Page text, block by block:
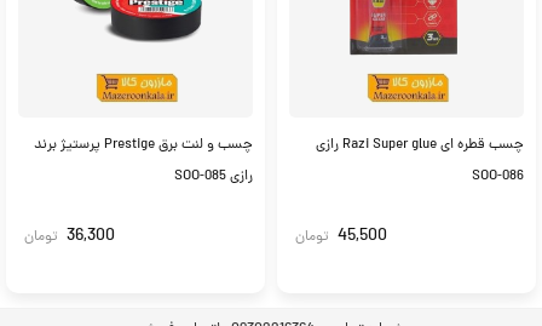
چسب قطره ای Razi Super glue رازی
SOO-086
45,500 تومان
چسب و لنت برق Prestige پرستیژ برند
رازی SOO-085
36,300 تومان